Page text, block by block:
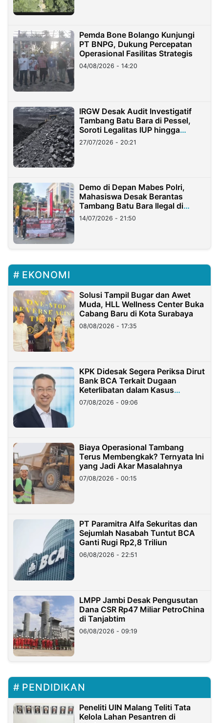
Pemda Bone Bolango Kunjungi
PT BNPG, Dukung Percepatan
Operasional Fasilitas Strategis
04/08/2026 - 14:20
IRGW Desak Audit Investigatif
Tambang Batu Bara di Pessel,
Soroti Legalitas IUP hingga
Stockpile
27/07/2026 - 20:21
Demo di Depan Mabes Polri,
Mahasiswa Desak Berantas
Tambang Batu Bara Ilegal di
Lampung
14/07/2026 - 21:50
EKONOMI
Solusi Tampil Bugar dan Awet
Muda, HLL Wellness Center Buka
Cabang Baru di Kota Surabaya
08/08/2026 - 17:35
KPK Didesak Segera Periksa Dirut
Bank BCA Terkait Dugaan
Keterlibatan dalam Kasus
Hilangnya Dana Nasabah Rp2,58
Miliar
07/08/2026 - 09:06
Biaya Operasional Tambang
Terus Membengkak? Ternyata Ini
yang Jadi Akar Masalahnya
07/08/2026 - 00:15
PT Paramitra Alfa Sekuritas dan
Sejumlah Nasabah Tuntut BCA
Ganti Rugi Rp2,8 Triliun
06/08/2026 - 22:51
LMPP Jambi Desak Pengusutan
Dana CSR Rp47 Miliar PetroChina
di Tanjabtim
06/08/2026 - 09:19
PENDIDIKAN
Peneliti UIN Malang Teliti Tata
Kelola Lahan Pesantren di